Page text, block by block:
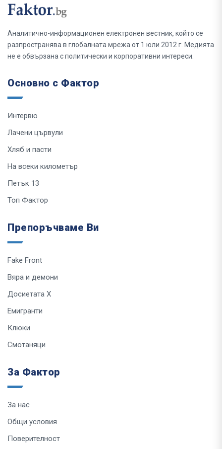
Аналитично-информационен електронен вестник, който се
разпространява в глобалната мрежа от 1 юли 2012 г. Медията
не е обвързана с политически и корпоративни интереси.
Основно с Фактор
Интервю
Лачени цървули
Хляб и пасти
На всеки километър
Петък 13
Топ Фактор
Препоръчваме Ви
Fake Front
Вяра и демони
Досиетата Х
Емигранти
Клюки
Смотаняци
За Фактор
За нас
Общи условия
Поверителност